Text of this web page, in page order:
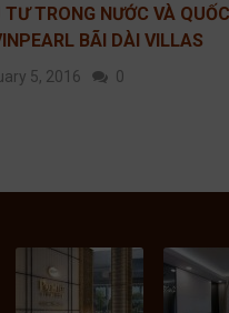
TRONG NƯỚC VÀ QUỐC
BÃI DÀI VILLAS
5, 2016 0
DỰ ÁN
SONASEA PHÚ
QUỐC – ĐẦU
NHỮNG
CỘNG
VỜI Ở